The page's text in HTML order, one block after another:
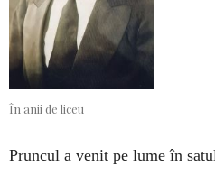
În anii de liceu
Pruncul a venit pe lume în